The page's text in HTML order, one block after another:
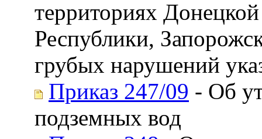
территориях
Республики,
грубых нарушений
Приказ 247/09 - Об
подземных вод